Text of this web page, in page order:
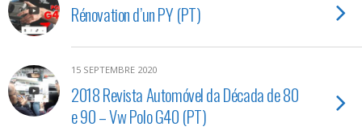
Rénovation d’un PY (PT)
15 SEPTEMBRE 2020
2018 Revista Automóvel da Década de 80
e 90 – Vw Polo G40 (PT)